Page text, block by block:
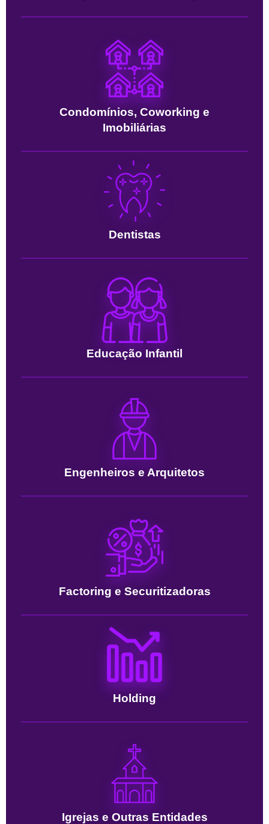
Condomínios, Coworking e
Imobiliárias
Dentistas
Educação Infantil
Engenheiros e Arquitetos
Factoring e Securitizadoras
Holding
Igrejas e Outras Entidades